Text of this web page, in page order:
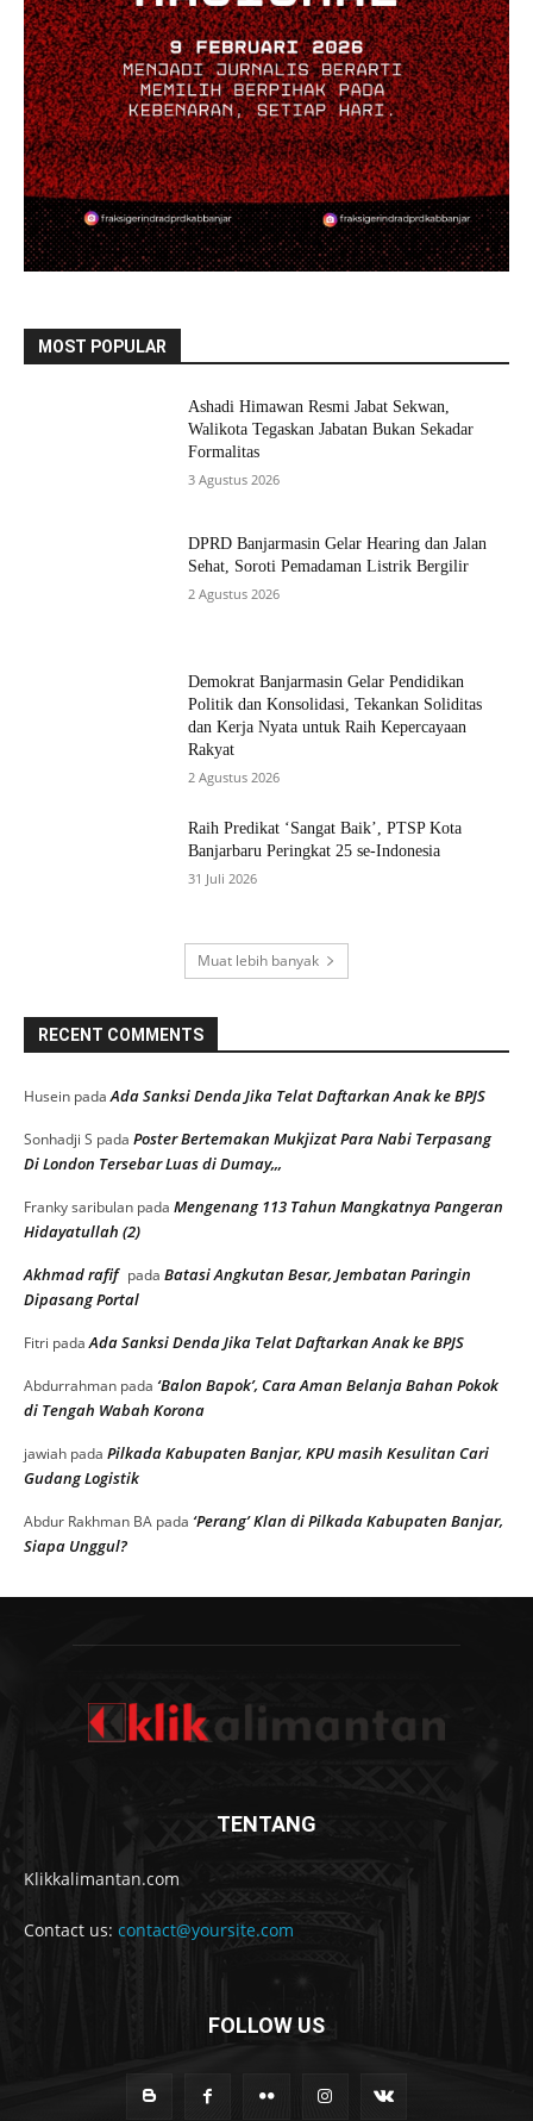
MOST POPULAR
Ashadi Himawan Resmi Jabat Sekwan,
Walikota Tegaskan Jabatan Bukan Sekadar
Formalitas
3 Agustus 2026
DPRD Banjarmasin Gelar Hearing dan Jalan
Sehat, Soroti Pemadaman Listrik Bergilir
2 Agustus 2026
Demokrat Banjarmasin Gelar Pendidikan
Politik dan Konsolidasi, Tekankan Soliditas
dan Kerja Nyata untuk Raih Kepercayaan
Rakyat
2 Agustus 2026
Raih Predikat ‘Sangat Baik’, PTSP Kota
Banjarbaru Peringkat 25 se-Indonesia
31 Juli 2026
Muat lebih banyak
RECENT COMMENTS
Husein padaAda Sanksi Denda Jika Telat Daftarkan Anak ke BPJS
Sonhadji S pada Poster Bertemakan Mukjizat Para Nabi Terpasang
Di London Tersebar Luas di Dumay,,,
Franky saribulan pada Mengenang 113 Tahun Mangkatnya Pangeran
Hidayatullah (2)
Akhmad rafif pada Batasi Angkutan Besar, Jembatan Paringin
Dipasang Portal
Fitri padaAda Sanksi Denda Jika Telat Daftarkan Anak ke BPJS
Abdurrahman pada ‘Balon Bapok’, Cara Aman Belanja Bahan Pokok
di Tengah Wabah Korona
jawiah pada Pilkada Kabupaten Banjar, KPU masih Kesulitan Cari
Gudang Logistik
Abdur Rakhman BA pada ‘Perang’ Klan di Pilkada Kabupaten Banjar,
Siapa Unggul?
TENTANG
Klikkalimantan.com
Contact us: contact@yoursite.com
FOLLOW US